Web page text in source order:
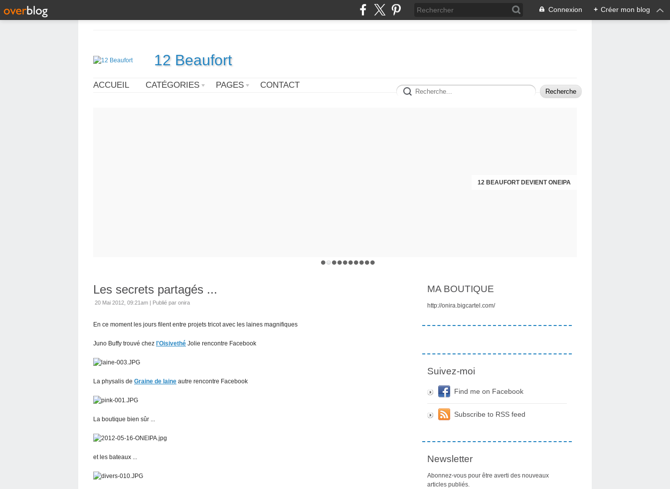
Connexion + Créer mon blog
12 Beaufort
ACCUEIL CATÉGORIES PAGES CONTACT
12 BEAUFORT DEVIENT ONEIPA
Les secrets partagés ...
20 Mai 2012, 09:21am | Publié par onira
En ce moment les jours filent entre projets tricot avec les laines magnifiques
Juno Buffy trouvé chez l'Oisivethé Jolie rencontre Facebook
La physalis de Graine de laine autre rencontre Facebook
La boutique bien sûr ...
et les bateaux ...
MA BOUTIQUE
http://onira.bigcartel.com/
Suivez-moi
Find me on Facebook
Subscribe to RSS feed
Newsletter
Abonnez-vous pour être averti des nouveaux
articles publiés.